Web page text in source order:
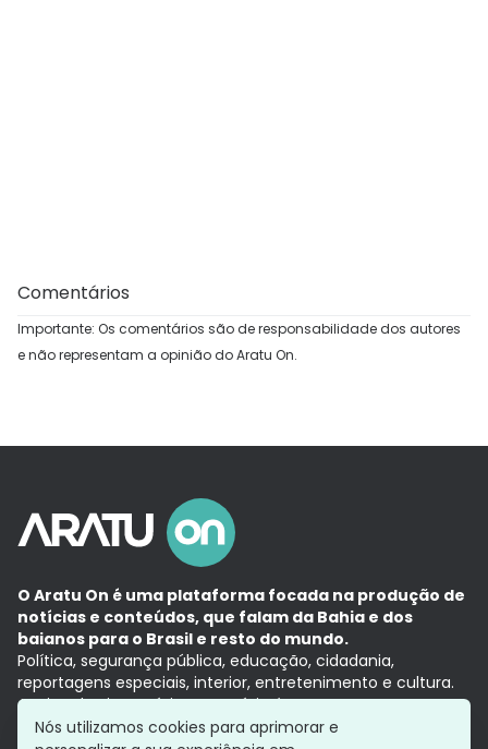
Comentários
Importante: Os comentários são de responsabilidade dos autores
e não representam a opinião do Aratu On.
O Aratu On é uma plataforma focada na produção de
notícias e conteúdos, que falam da Bahia e dos
baianos para o Brasil e resto do mundo.
Política, segurança pública, educação, cidadania,
reportagens especiais, interior, entretenimento e cultura.
Aqui, tudo vira notícia e a notícia é no tempo presente,
com a credibilidade do Grupo Aratu.
Nós utilizamos cookies para aprimorar e